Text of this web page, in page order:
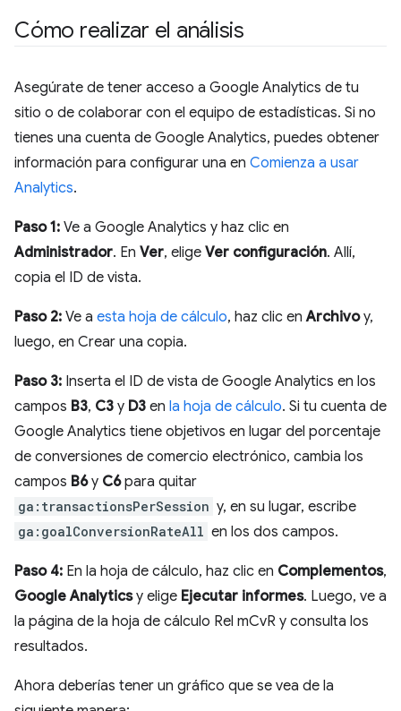
Cómo realizar el análisis
Asegúrate de tener acceso a Google Analytics de tu
sitio o de colaborar con el equipo de estadísticas. Si no
tienes una cuenta de Google Analytics, puedes obtener
información para configurar una en Comienza a usar
Analytics.
Paso 1: Ve a Google Analytics y haz clic en
Administrador. En Ver, elige Ver configuración. Allí,
copia el ID de vista.
Paso 2: Ve a esta hoja de cálculo, haz clic enArchivoy,
luego, en Crear una copia.
Paso 3: Inserta el ID de vista de Google Analytics en los
campos B3, C3 y D3 en la hoja de cálculo. Si tu cuenta de
Google Analytics tiene objetivos en lugar del porcentaje
de conversiones de comercio electrónico, cambia los
campos B6y C6para quitar
ga:transactionsPerSession y, en su lugar, escribe
ga:goalConversionRateAll en los dos campos.
Paso 4: En la hoja de cálculo, haz clic en Complementos,
Google Analyticsy elige Ejecutar informes. Luego, ve a
la página de la hoja de cálculo Rel mCvR y consulta los
resultados.
Ahora deberías tener un gráfico que se vea de la